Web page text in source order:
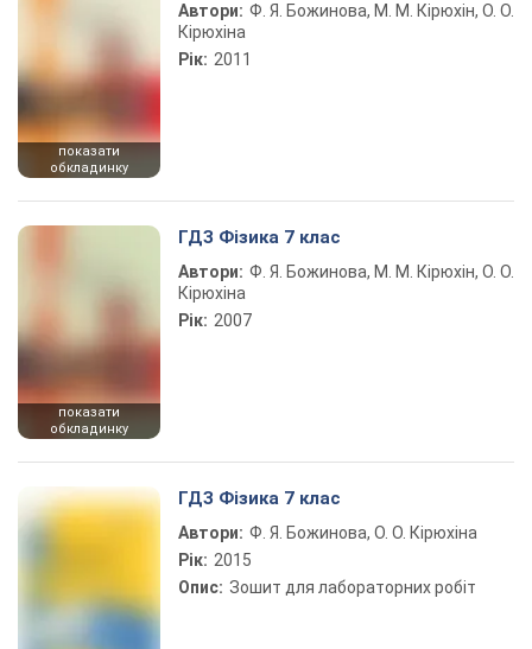
показати
обкладинку
Автори: Ф. Я. Божинова, М. М. Кірюхін, О. О.
Кірюхіна
Рік: 2011
показати
обкладинку
ГДЗ Фізика 7 клас
Автори: Ф. Я. Божинова, М. М. Кірюхін, О. О.
Кірюхіна
Рік: 2007
ГДЗ Фізика 7 клас
Автори: Ф. Я. Божинова, О. О. Кірюхіна
Рік: 2015
Опис: Зошит для лабораторних робіт